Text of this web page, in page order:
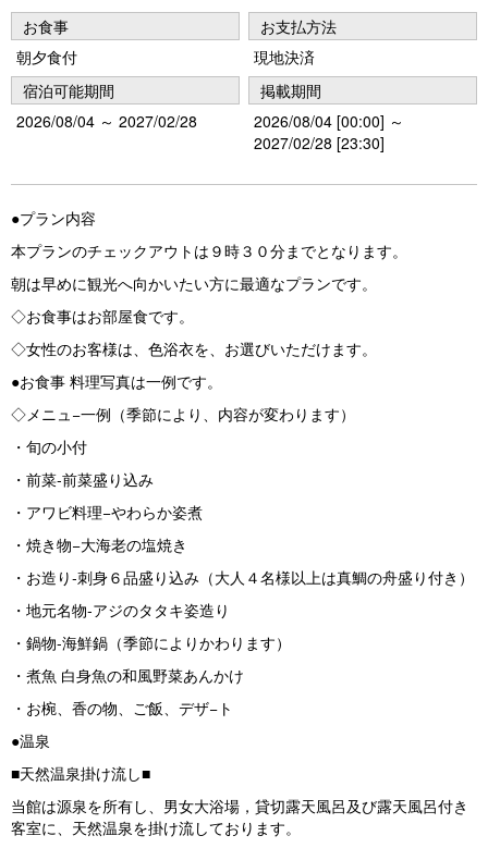
vi
o
u
s
xt
お食事
朝夕食付
お支払方法
現地決済
宿泊可能期間
2026/08/04 ～ 2027/02/28
掲載期間
2026/08/04 [00:00] ～
2027/02/28 [23:30]
●プラン内容
本プランのチェックアウトは９時３０分までとなります。
朝は早めに観光へ向かいたい方に最適なプランです。
◇お食事はお部屋食です。
◇女性のお客様は、色浴衣を、お選びいただけます。
●お食事 料理写真は一例です。
◇メニュ−一例（季節により、内容が変わります）
・旬の小付
・前菜‐前菜盛り込み
・アワビ料理−やわらか姿煮
・焼き物−大海老の塩焼き
・お造り‐刺身６品盛り込み（大人４名様以上は真鯛の舟盛り付き）
・地元名物‐アジのタタキ姿造り
・鍋物-海鮮鍋（季節によりかわります）
・煮魚 白身魚の和風野菜あんかけ
・お椀、香の物、ご飯、デザ−ト
●温泉
■天然温泉掛け流し■
当館は源泉を所有し、男女大浴場，貸切露天風呂及び露天風呂付き
客室に、天然温泉を掛け流しております。